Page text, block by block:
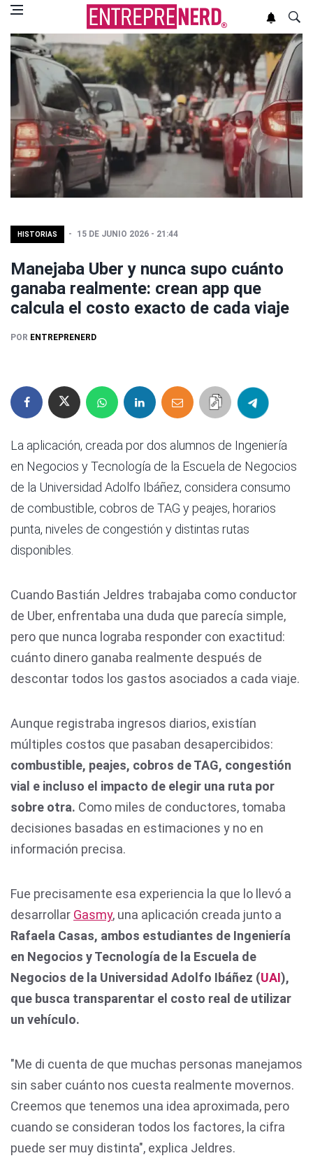
HISTORIAS 15 DE JUNIO 2026 - 21:44
Manejaba Uber y nunca supo cuánto
ganaba realmente: crean app que
calcula el costo exacto de cada viaje
POR ENTREPRENERD
La aplicación, creada por dos alumnos de Ingeniería
en Negocios y Tecnología de la Escuela de Negocios
de la Universidad Adolfo Ibáñez, considera consumo
de combustible, cobros de TAG y peajes, horarios
punta, niveles de congestión y distintas rutas
disponibles.
Cuando Bastián Jeldres trabajaba como conductor
de Uber, enfrentaba una duda que parecía simple,
pero que nunca lograba responder con exactitud:
cuánto dinero ganaba realmente después de
descontar todos los gastos asociados a cada viaje.
Aunque registraba ingresos diarios, existían
múltiples costos que pasaban desapercibidos:
combustible, peajes, cobros de TAG, congestión
vial e incluso el impacto de elegir una ruta por
sobre otra. Como miles de conductores, tomaba
decisiones basadas en estimaciones y no en
información precisa.
Fue precisamente esa experiencia la que lo llevó a
desarrollar Gasmy, una aplicación creada junto a
Rafaela Casas, ambos estudiantes de Ingeniería
en Negocios y Tecnología de la Escuela de
Negocios de la Universidad Adolfo Ibáñez (UAI),
que busca transparentar el costo real de utilizar
un vehículo.
"Me di cuenta de que muchas personas manejamos
sin saber cuánto nos cuesta realmente movernos.
Creemos que tenemos una idea aproximada, pero
cuando se consideran todos los factores, la cifra
puede ser muy distinta", explica Jeldres.